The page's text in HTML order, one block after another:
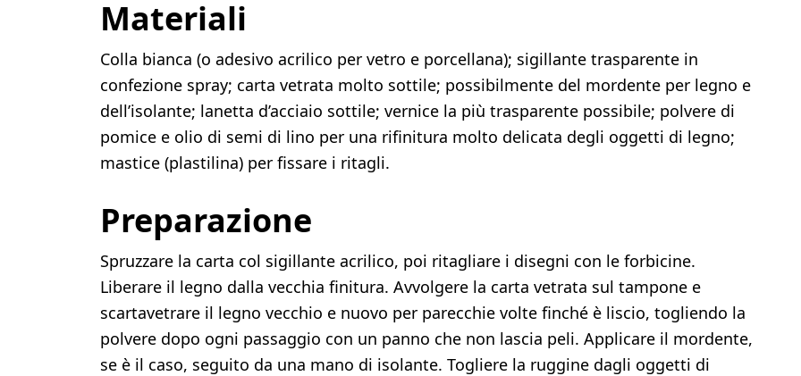
Materiali
Colla bianca (o adesivo acrilico per vetro e porcellana); sigillante trasparente in
confezione spray; carta vetrata molto sottile; possibilmente del mordente per legno e
dell’isolante; lanetta d’acciaio sottile; vernice la più trasparente possibile; polvere di
pomice e olio di semi di lino per una rifinitura molto delicata degli oggetti di legno;
mastice (plastilina) per fissare i ritagli.
Preparazione
Spruzzare la carta col sigillante acrilico, poi ritagliare i disegni con le forbicine.
Liberare il legno dalla vecchia finitura. Avvolgere la carta vetrata sul tampone e
scartavetrare il legno vecchio e nuovo per parecchie volte finché è liscio, togliendo la
polvere dopo ogni passaggio con un panno che non lascia peli. Applicare il mordente,
se è il caso, seguito da una mano di isolante. Togliere la ruggine dagli oggetti di